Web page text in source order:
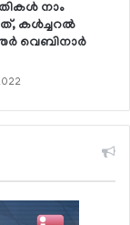
നാം
കള്‍ച്ചറല്‍
വെബിനാര്‍